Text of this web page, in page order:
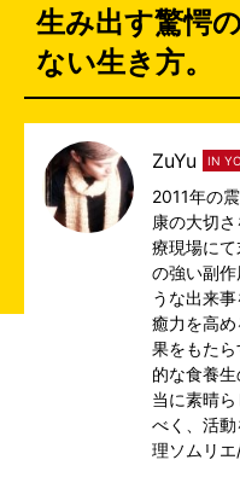
生み出す驚愕
ない生き方。
ZuYu IN
2011年の
康の大切
療現場に
の強い副
うな出来
癒力を高
果をもた
的な食養
当に素晴
べく、活
理ソムリ